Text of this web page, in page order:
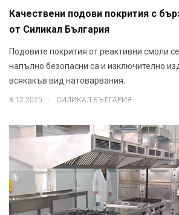
Качествени подови покрития с
от Силикал България
Подовите покрития от реактивни смоли
напълно безопасни са и изключително
всякакъв вид натоварвания.
8.12.2025 . СИЛИКАЛ БЪЛГАРИЯ